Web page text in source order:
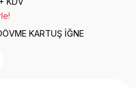
KARTUŞ İĞNE